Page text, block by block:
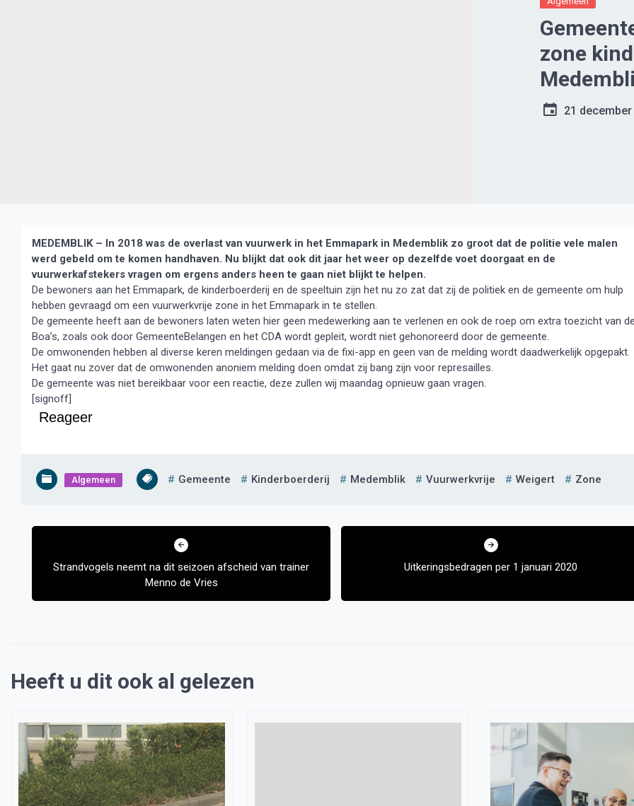
zone
21
MEDEMBLIK – In 2018 was de overlast van vuurwerk in het Emmapark in Medemblik zo groot dat de politie vele malen
werd gebeld om te komen handhaven. Nu blijkt dat ook dit jaar het weer op dezelfde voet doorgaat en de
vuurwerkafstekers vragen om ergens anders heen te gaan niet blijkt te helpen.
De bewoners aan het Emmapark, de kinderboerderij en de speeltuin zijn het nu zo zat dat zij de politiek en de gemeente om hulp
hebben gevraagd om een vuurwerkvrije zone in het Emmapark in te stellen.
De gemeente heeft aan de bewoners laten weten hier geen medewerking aan te verlenen en ook de roep om extra toezicht van
Boa’s, zoals ook door GemeenteBelangen en het CDA wordt gepleit, wordt niet gehonoreerd door de gemeente.
De omwonenden hebben al diverse keren meldingen gedaan via de fixi-app en geen van de melding wordt daadwerkelijk opgepakt.
Het gaat nu zover dat de omwonenden anoniem melding doen omdat zij bang zijn voor represailles.
De gemeente was niet bereikbaar voor een reactie, deze zullen wij maandag opnieuw gaan vragen.
[signoff]
Reageer
Algemeen Gemeente Kinderboerderij Medemblik Vuurwerkvrije Weigert Zone
Bericht
Strandvogels neemt na dit seizoen afscheid van trainer
Menno de Vries
Uitkeringsbedragen per 1 januari 2020
Heeft u dit ook al gelezen